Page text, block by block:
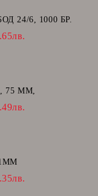
24/6, 1000 БР.
75 ММ,